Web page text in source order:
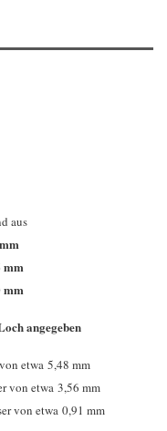
aus
mm
mm
angegeben
etwa 5,48 mm
von etwa 3,56 mm
von etwa 0,91 mm